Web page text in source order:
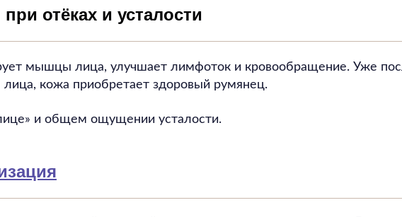
отёках и усталости
мышцы лица, улучшает лимфоток и кровообращение. Уже
кожа приобретает здоровый румянец.
и общем ощущении усталости.